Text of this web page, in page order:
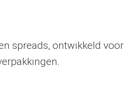
spreads, ontwikkeld voor